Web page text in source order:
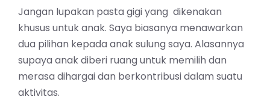
Jangan lupakan pasta gigi yang dikenakan
khusus untuk anak. Saya biasanya menawarkan
dua pilihan kepada anak sulung saya. Alasannya
supaya anak diberi ruang untuk memilih dan
merasa dihargai dan berkontribusi dalam suatu
aktivitas.